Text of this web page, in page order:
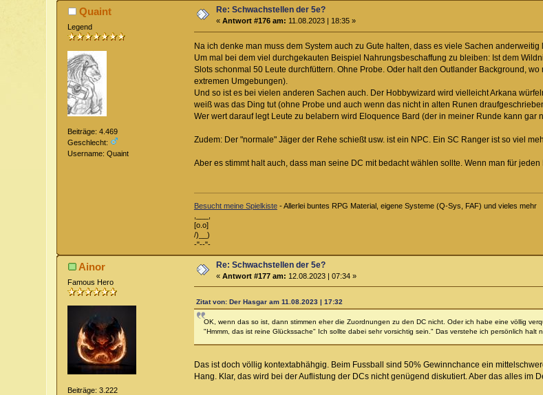
Quaint
Legend
Beiträge: 4.469
Geschlecht:
Username: Quaint
Re: Schwachstellen der 5e?
«Antwort #176 am: 11.08.2023 | 18:35 »
Na ich denke man muss dem System auch zu Gute halten, dass es viele Sachen anderweitig
Um mal bei dem viel durchgekauten Beispiel Nahrungsbeschaffung zu bleiben: Ist dem
Slots schonmal 50 Leute durchfüttern. Ohne Probe. Oder halt den Outlander Background,
extremen Umgebungen).
Und so ist es bei vielen anderen Sachen auch. Der Hobbywizard wird vielleicht Arkana
weiß was das Ding tut (ohne Probe und auch wenn das nicht in alten Runen
Wer wert darauf legt Leute zu belabern wird Eloquence Bard (der in meiner Runde kann
Zudem: Der "normale" Jäger der Rehe schießt usw. ist ein NPC. Ein SC Ranger ist so viel
Aber es stimmt halt auch, dass man seine DC mit bedacht wählen sollte. Wenn man für
Besucht meine Spielkiste- Allerlei buntes RPG Material, eigene Systeme (Q-Sys, FAF) und vieles mehr
[o.o]
/)__)
-"--"-
Ainor
Famous Hero
Beiträge: 3.222
Re: Schwachstellen der 5e?
«Antwort #177 am: 12.08.2023 | 07:34 »
Zitat von: Der Hasgar am 11.08.2023 | 17:32
OK, wenn das so ist, dann stimmen eher die Zuordnungen zu den DC nicht. Oder ich habe eine völlig
"Hmmm, das ist reine Glückssache" Ich sollte dabei sehr vorsichtig sein." Das verstehe ich persönlich halt
Das ist doch völlig kontextabhähgig. Beim Fussball sind 50% Gewinnchance ein
Hang. Klar, das wird bei der Auflistung der DCs nicht genügend diskutiert. Aber das alles im